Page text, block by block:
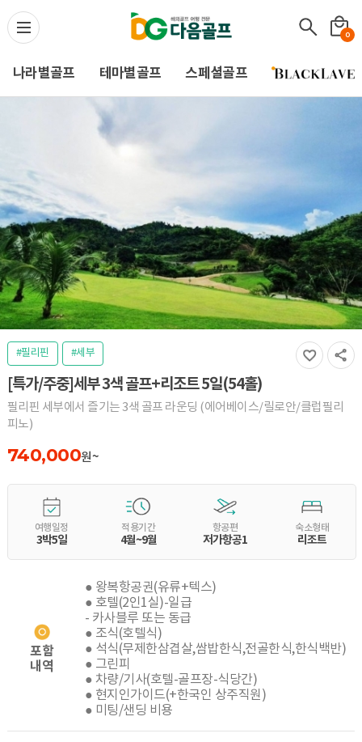
다음골프(Daum Golf) -
0
나라별골프 테마별골프 스페셜골프
#필리핀 #세부
[특가/주중]세부 3색 골프+리조트 5일(54홀)
필리핀 세부에서 즐기는 3색 골프 라운딩 (에어베이스/릴로안/클럽필리
피노)
740,000원~
여행일정
3박5일
적용기간
4월~9월
항공편
저가항공1
숙소형태
리조트
포함
내역
● 왕복항공권(유류+텍스)
● 호텔(2인1실)-일급
- 카사블루 또는 동급
● 조식(호텔식)
● 석식(무제한삼겹살,쌈밥한식,전골한식,한식백반)
● 그린피
● 차량/기사(호텔-골프장-식당간)
● 현지인가이드(+한국인 상주직원)
● 미팅/샌딩 비용